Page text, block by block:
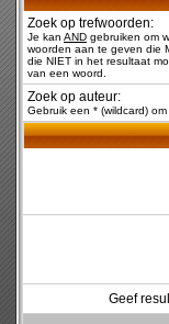
Zoek op trefwoorden:
Je kan AND gebruiken om
woorden aan te geven die
die NIET in het resultaat
van een woord.
Zoek op auteur:
Gebruik een * (wildcard)
Geef